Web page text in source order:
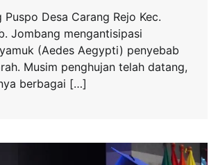
Puspo Desa Carang Rejo Kec.
Jombang mengantisipasi
(Aedes Aegypti) penyebab
Musim penghujan telah datang,
berbagai […]